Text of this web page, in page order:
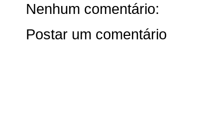
Nenhum comentário:
Postar um comentário